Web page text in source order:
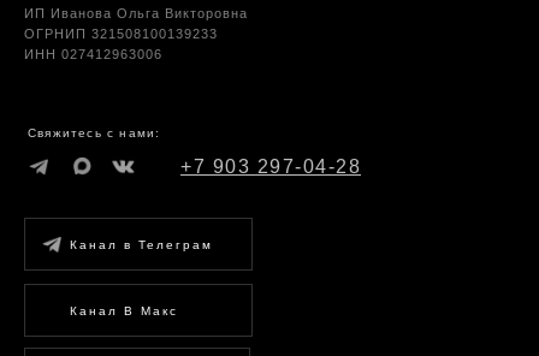
+7 903 297-04-28
Канал В Макс
Канал в Телеграм
Свяжитесь с нами:
ИП Иванова Ольга Викторовна
ОГРНИП 321508100139233
ИНН 027412963006